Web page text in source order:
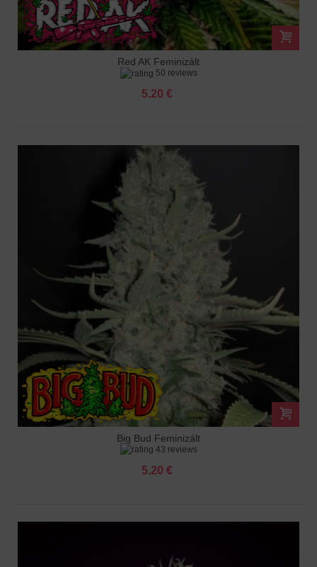
Red AK Feminizált
50 reviews
5.20 €
Big Bud Feminizált
43 reviews
5.20 €